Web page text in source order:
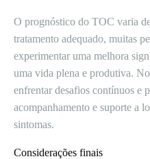
O prognóstico do TOC varia
tratamento adequado, muitas
experimentar uma melhora
uma vida plena e produtiva.
enfrentar desafios contínuos e
acompanhamento e suporte a
sintomas.
Considerações finais